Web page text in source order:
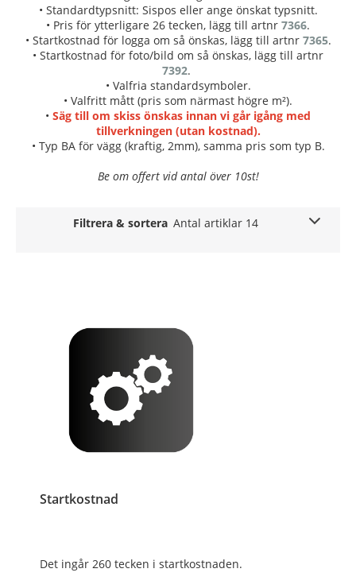
• Standardtypsnitt: Sispos eller ange önskat typsnitt.
• Pris för ytterligare 26 tecken, lägg till artnr 7366.
• Startkostnad för logga om så önskas, lägg till artnr 7365.
• Startkostnad för foto/bild om så önskas, lägg till artnr
7392.
• Valfria standardsymboler.
• Valfritt mått (pris som närmast högre m²).
• Säg till om skiss önskas innan vi går igång med
tillverkningen (utan kostnad).
• Typ BA för vägg (kraftig, 2mm), samma pris som typ B.
Be om offert vid antal över 10st!
Filtrera & sortera Antal artiklar 14
Startkostnad
Det ingår 260 tecken i startkostnaden.